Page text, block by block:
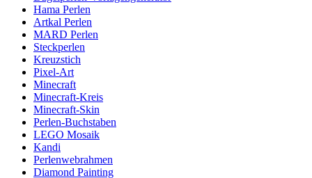
Hama Perlen
Artkal Perlen
MARD Perlen
Steckperlen
Kreuzstich
Pixel-Art
Minecraft
Minecraft-Kreis
Minecraft-Skin
Perlen-Buchstaben
LEGO Mosaik
Kandi
Perlenwebrahmen
Diamond Painting